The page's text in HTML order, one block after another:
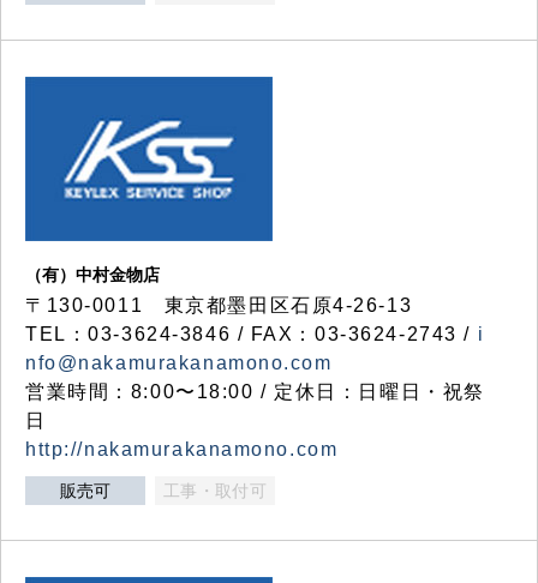
（有）中村金物店
〒130-0011 東京都墨田区石原4-26-13
TEL：03-3624-3846 / FAX：03-3624-2743 / i
nfo@nakamurakanamono.com
営業時間：8:00〜18:00 / 定休日：日曜日・祝祭
日
http://nakamurakanamono.com
販売可 工事・取付可